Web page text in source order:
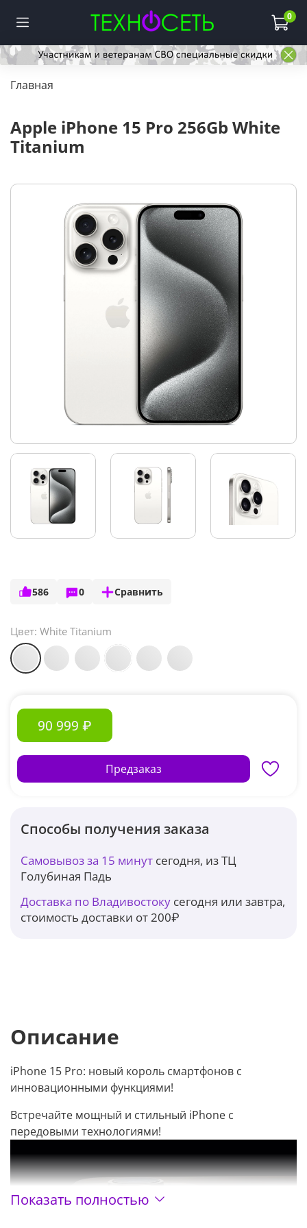
0
Главная
Apple iPhone 15 Pro 256Gb White
Titanium
586 0 Сравнить
Цвет: White Titanium
90 999 ₽
Предзаказ
Способы получения заказа
Самовывоз за 15 минут сегодня, из ТЦ
Голубиная Падь
Доставка по Владивостоку сегодня или завтра,
стоимость доставки от 200₽
Описание
iPhone 15 Pro: новый король смартфонов с
инновационными функциями!
Встречайте мощный и стильный iPhone с
передовыми технологиями!
Показать полностью